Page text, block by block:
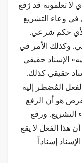
لا تعلمونه قد رُفع
في وعاء التشريع
لأي حكم شرعي.
وكذلك الأمر في
الإسناد حقيقي
حقيقي كذلك.
المُضطر إليه
هو أن الرفع
التشريع. ورفع
هذا الفعل لا يقع
إسناداً